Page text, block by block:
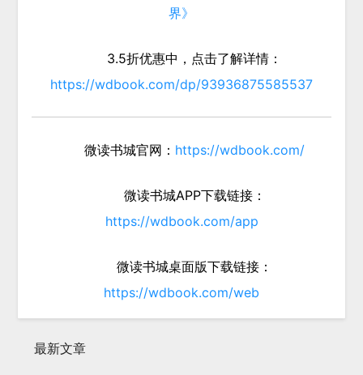
界》
3.5折优惠中，点击了解详情：
https://wdbook.com/dp/93936875585537
微读书城官网： https://wdbook.com/
微读书城APP下载链接：
https://wdbook.com/app
微读书城桌面版下载链接：
https://wdbook.com/web
最新文章